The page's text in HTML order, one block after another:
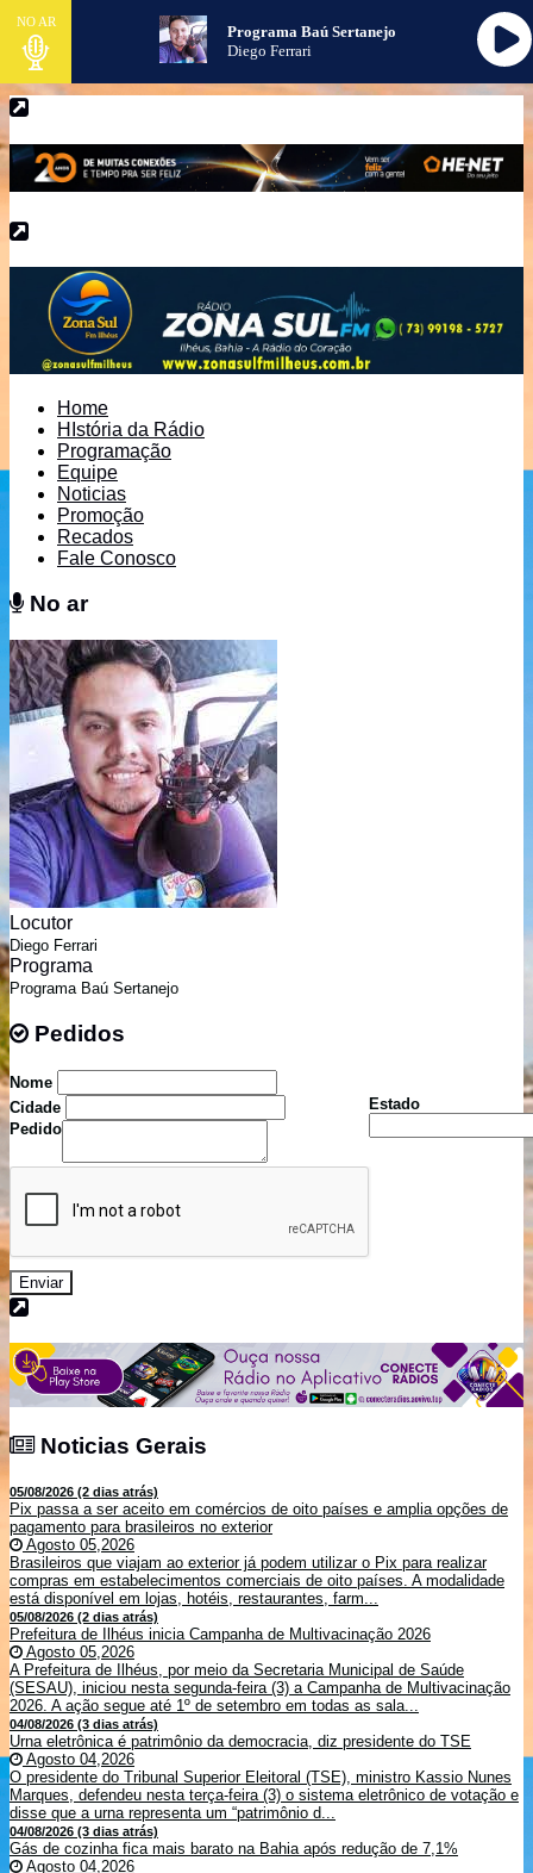
NO AR
Programa Baú Sertanejo
Diego Ferrari
Home
HIstória da Rádio
Programação
Equipe
Noticias
Promoção
Recados
Fale Conosco
No ar
Locutor
Diego Ferrari
Programa
Programa Baú Sertanejo
Pedidos
Nome
Cidade
Estado
Pedido
Enviar
Noticias Gerais
05/08/2026 (2 dias atrás)
Pix passa a ser aceito em comércios de oito países e amplia opções de
pagamento para brasileiros no exterior
Agosto 05,2026
Brasileiros que viajam ao exterior já podem utilizar o Pix para realizar
compras em estabelecimentos comerciais de oito países. A modalidade
está disponível em lojas, hotéis, restaurantes, farm...
05/08/2026 (2 dias atrás)
Prefeitura de Ilhéus inicia Campanha de Multivacinação 2026
Agosto 05,2026
A Prefeitura de Ilhéus, por meio da Secretaria Municipal de Saúde
(SESAU), iniciou nesta segunda-feira (3) a Campanha de Multivacinação
2026. A ação segue até 1º de setembro em todas as sala...
04/08/2026 (3 dias atrás)
Urna eletrônica é patrimônio da democracia, diz presidente do TSE
Agosto 04,2026
O presidente do Tribunal Superior Eleitoral (TSE), ministro Kassio Nunes
Marques, defendeu nesta terça-feira (3) o sistema eletrônico de votação e
disse que a urna representa um “patrimônio d...
04/08/2026 (3 dias atrás)
Gás de cozinha fica mais barato na Bahia após redução de 7,1%
Agosto 04,2026